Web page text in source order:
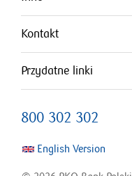
Kontakt
Przydatne linki
800 302 302
English Version